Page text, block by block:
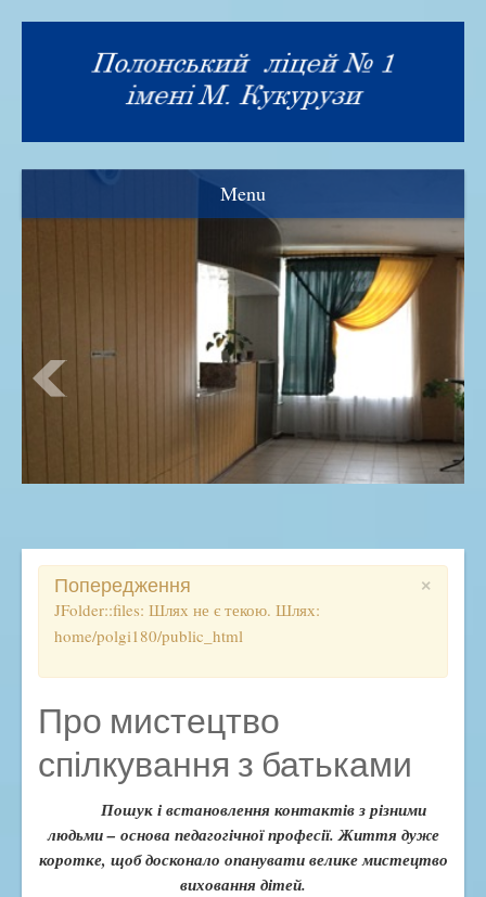
Menu
Прозорість та інформаційна відкритість
Адміністрація ліцею
Ліцей
Розклад, дзвінки, правила
Електронний журнал
ДПА
ЗНО
Методичний кейс
Підвищення кваліфікації
×
Попередження
JFolder::files: Шлях не є текою. Шлях:
home/polgi180/public_html
Про мистецтво
спілкування з батьками
Пошук і встановлення контактів з різними
людьми – основа педагогічної професії. Життя дуже
коротке, щоб досконало опанувати велике мистецтво
виховання дітей.